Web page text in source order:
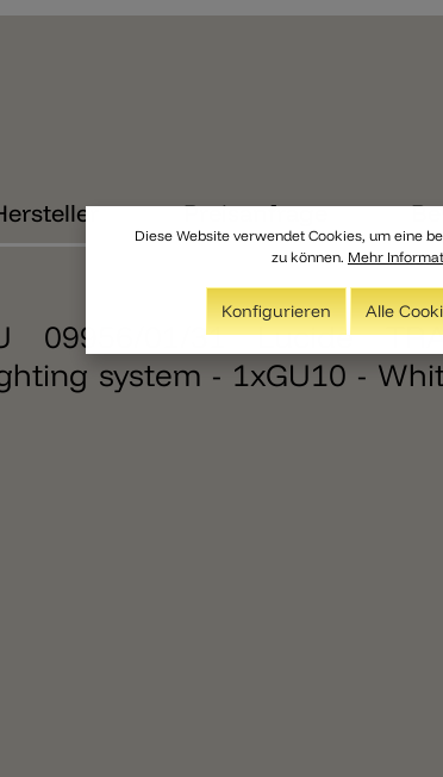
Preisanfrage
09956/01/31 Lucide
system - 1xGU10 -
Diese Website verwendet Cookies, um eine
zu können. Mehr
Konfigurieren Alle